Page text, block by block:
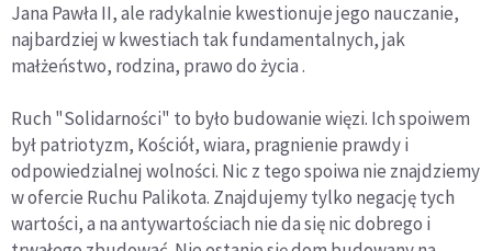
Jana Pawła II, ale radykalnie kwestionuje jego nauczanie,
najbardziej w kwestiach tak fundamentalnych, jak
małżeństwo, rodzina, prawo do życia .
Ruch "Solidarności" to było budowanie więzi. Ich spoiwem
był patriotyzm, Kościół, wiara, pragnienie prawdy i
odpowiedzialnej wolności. Nic z tego spoiwa nie znajdziemy
w ofercie Ruchu Palikota. Znajdujemy tylko negację tych
wartości, a na antywartościach nie da się nic dobrego i